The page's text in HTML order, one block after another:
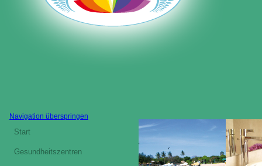
Navigation überspringen
Start
Gesundheitszentren